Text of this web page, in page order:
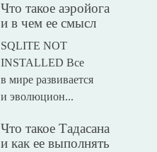
Что такое аэройога
и в чем ее смысл
SQLITE NOT
INSTALLED Все
в мире развивается
и эволюцион...
Что такое Тадасана
и как ее выполнять